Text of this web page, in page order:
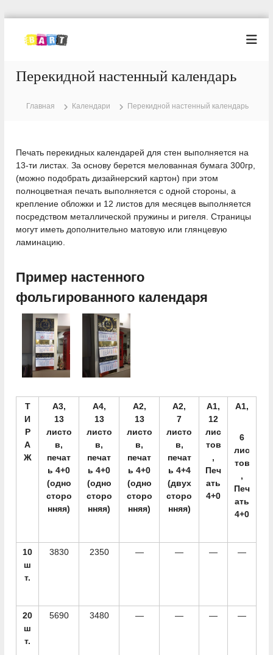
п
о
р
и
я
а
р
т
о
г
а
а
р
т
Перекидной настенный календарь
Главная Календари Перекидной настенный календарь
Печать перекидных календарей для стен выполняется на
13-ти листах. За основу берется мелованная бумага 300гр,
(можно подобрать дизайнерский картон) при этом
полноцветная печать выполняется с одной стороны, а
крепление обложки и 12 листов для месяцев выполняется
посредством металлической пружины и ригеля. Страницы
могут иметь дополнительно матовую или глянцевую
ламинацию.
Пример настенного
фольгированного календаря
Т
И
Р
А
Ж
А3,
13
листо
в,
печат
ь 4+0
(одно
сторо
нняя)
А4,
13
листо
в,
печат
ь 4+0
(одно
сторо
нняя)
А2,
13
листо
в,
печат
ь 4+0
(одно
сторо
нняя)
А2,
7
листо
в,
печат
ь 4+4
(двух
сторо
нняя)
А1,
12
лис
тов
,
Печ
ать
4+0
А1,
6
лис
тов
,
Печ
ать
4+0
10
ш
т.
3830 2350 — — — —
20
ш
т.
5690 3480 — — — —